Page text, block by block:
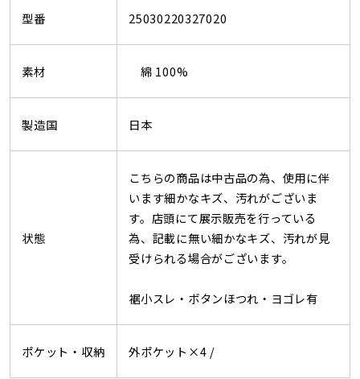
型番 25030220327020
素材 綿 100%
製造国 日本
状態
こちらの商品は中古品の為、使用に伴
います細かなキズ、汚れがございま
す。店頭にて展示販売を行っている
為、記載に無い細かなキズ、汚れが見
受けられる場合がございます。
裾小スレ・ボタンほつれ・ヨゴレ有
ポケット・収納 外ポケット×4 /